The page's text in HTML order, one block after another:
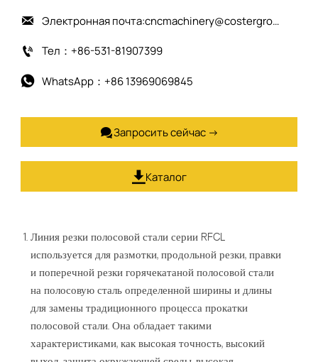
 Электронная почта:cncmachinery@costergroup.cn
 Тел：+86-531-81907399
 WhatsApp：+86 13969069845
Запросить сейчас →
 Каталог
Линия резки полосовой стали серии RFCL
используется для размотки, продольной резки, правки
и поперечной резки горячекатаной полосовой стали
на полосовую сталь определенной ширины и длины
для замены традиционного процесса прокатки
полосовой стали. Она обладает такими
характеристиками, как высокая точность, высокий